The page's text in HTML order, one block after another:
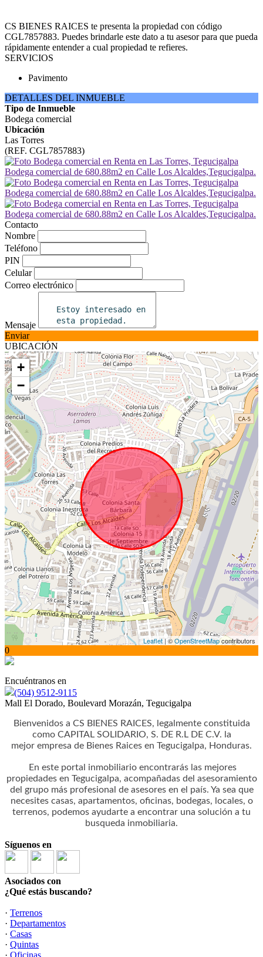
CS BIENES RAICES te presenta la propiedad con código
CGL7857883. Puedes brindarle este dato a tu asesor para que pueda
rápidamente entender a cual propiedad te refieres.
SERVICIOS
Pavimento
DETALLES DEL INMUEBLE
Tipo de Inmueble
Bodega comercial
Ubicación
Las Torres
(REF. CGL7857883)
Contacto
Nombre
Teléfono
PIN
Celular
Correo electrónico
Mensaje
Enviar
UBICACIÓN
+
−
Leaflet | ©OpenStreetMapcontributors
0
Encuéntranos en
(504) 9512-9115
Mall El Dorado, Boulevard Morazán, Tegucigalpa
Bienvenidos a CS BIENES RAICES, legalmente constituida
como CAPITAL SOLIDARIO, S. DE R.L DE C.V. la
mejor empresa de Bienes Raices en Tegucigalpa, Honduras.
En este portal inmobiliario encontrarás las mejores
propiedades en Tegucigalpa, acompañadas del asesoramiento
del grupo más profesional de asesores en el país. Ya sea que
necesites casas, apartamentos, oficinas, bodegas, locales, o
terrenos, podemos ayudarte a encontrar una solución a tu
busqueda inmobiliaria.
Síguenos en
Asociados con
¿Qué estás buscando?
· Terrenos
· Departamentos
· Casas
· Quintas
· Oficinas